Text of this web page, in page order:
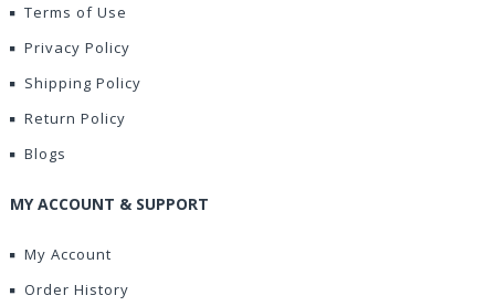
Terms of Use
Privacy Policy
Shipping Policy
Return Policy
Blogs
MY ACCOUNT & SUPPORT
My Account
Order History